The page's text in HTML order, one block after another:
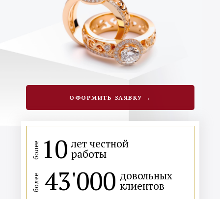
ОФОРМИТЬ ЗАЯВКУ →
10 лет честной
работы
43'000
более довольных
клиентов
более